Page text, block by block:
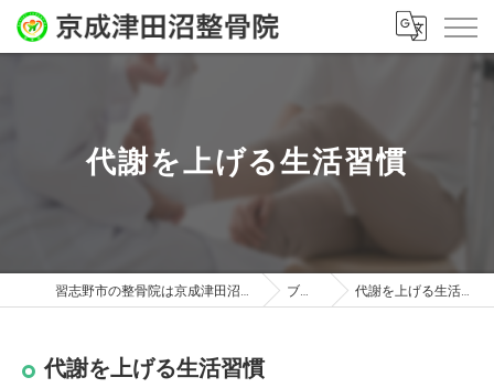
代謝を上げる生活習慣
習志野市の整骨院は京成津田沼整骨院 ブログ 代謝を上げる生活習慣
代謝を上げる生活習慣